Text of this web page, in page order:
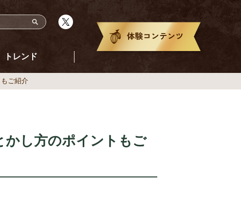
トレンド
ご紹介
かし方のポイントもご